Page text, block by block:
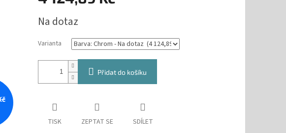
cena:
Na dotaz
Varianta
Přidat do košíku
TISK ZEPTAT SE SDÍLET